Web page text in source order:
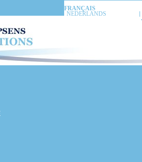
FRANÇAIS
NEDERLANDS